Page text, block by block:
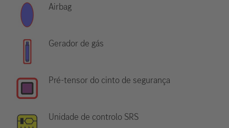
Airbag
Gerador de gás
Pré-tensor do cinto de segurança
Unidade de controlo SRS